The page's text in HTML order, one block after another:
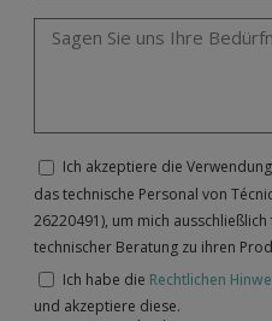
Ich akzeptiere die
das technische Personal von
26220491), um mich
technischer Beratung zu ihren
Ich habe die Rechtlichen
und akzeptiere diese.